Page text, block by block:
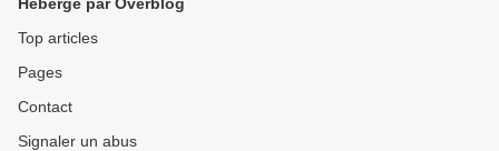
Top articles
Pages
Contact
Signaler un abus